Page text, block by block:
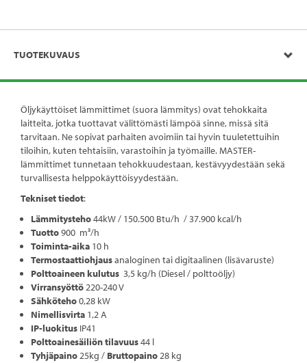
TUOTEKUVAUS
Öljykäyttöiset lämmittimet (suora lämmitys) ovat tehokkaita
laitteita, jotka tuottavat välittömästi lämpöä sinne, missä sitä
tarvitaan. Ne sopivat parhaiten avoimiin tai hyvin tuuletettuihin
tiloihin, kuten tehtaisiin, varastoihin ja työmaille. MASTER-
lämmittimet tunnetaan tehokkuudestaan, kestävyydestään sekä
turvallisesta helppokäyttöisyydestään.
Tekniset tiedot:
Lämmitysteho44kW / 150.500 Btu/h / 37.900 kcal/h
Tuotto900 m³/h
Toiminta-aika 10 h
Termostaattiohjausanaloginen tai digitaalinen (lisävaruste)
Polttoaineen kulutus 3,5 kg/h (Diesel / polttoöljy)
Virransyöttö220-240 V
Sähköteho0,28 kW
Nimellisvirta 1,2 A
IP-luokitus IP41
Polttoainesäiliön tilavuus44 l
Tyhjäpaino25kg / Bruttopaino28 kg